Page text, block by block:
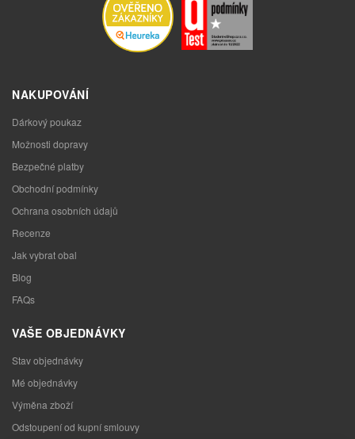
NAKUPOVÁNÍ
Dárkový poukaz
Možnosti dopravy
Bezpečné platby
Obchodní podmínky
Ochrana osobních údajů
Recenze
Jak vybrat obal
Blog
FAQs
VAŠE OBJEDNÁVKY
Stav objednávky
Mé objednávky
Výměna zboží
Odstoupení od kupní smlouvy